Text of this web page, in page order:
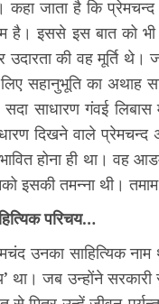
कहा जाता है कि
है। इससे इस बात को
की वह मूर्ति थे।
सहानुभूति का अथाह
सदा साधारण गंवई
दिखने वाले
होना ही था। वह
इसकी तमन्ना थी।
परिचय…
उनका साहित्यिक
था। जब उन्होंने